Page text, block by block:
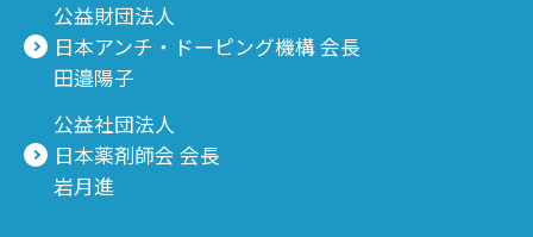
公益財団法人
日本アンチ・ドーピング機構 会長
田邉陽子
公益社団法人
日本薬剤師会 会長
岩月進